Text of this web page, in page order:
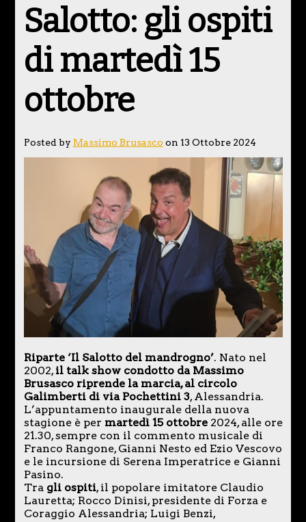
Salotto: gli ospiti
di martedì 15
ottobre
Posted by Massimo Brusasco on 13 Ottobre 2024
Riparte ‘Il Salotto del mandrogno’. Nato nel
2002,il talk show condotto da Massimo
Brusasco riprende la marcia, al circolo
Galimberti di via Pochettini 3, Alessandria.
L’appuntamento inaugurale della nuova
stagione è per martedì 15 ottobre2024, alle ore
21.30, sempre con il commento musicale di
Franco Rangone, Gianni Nesto ed Ezio Vescovo
e le incursione di Serena Imperatrice e Gianni
Pasino.
Tra gli ospiti, il popolare imitatore Claudio
Lauretta; Rocco Dinisi, presidente di Forza e
Coraggio Alessandria; Luigi Benzi,